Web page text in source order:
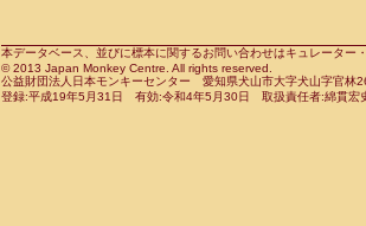
CercopithecidaePapio anubis(0)
CercopithecidaePapio cynocephalus
CercopithecidaePapio hamadryas(0)
CebidaeSaguinus leucopus(0)
CebidaeSaguinus midas(0)
Cebidae Saguinus mystax(0)
本データベース、並びに標本に関するお問い合わせはキュレータ
© 2013 Japan Monkey Centre. All rights reserved.
公益財団法人日本モンキーセンター 愛知県犬山市大字犬山字官
登録:平成19年5月31日 有効:令和4年5月30日 取扱責任者:綿貫宏